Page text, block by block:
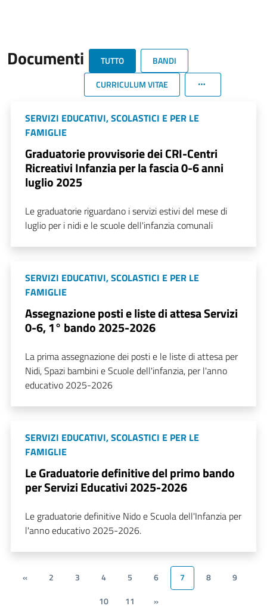
Documenti TUTTO
BANDI
CURRICULUM VITAE
SERVIZI EDUCATIVI, SCOLASTICI E PER LE
FAMIGLIE
Graduatorie provvisorie dei CRI-Centri
Ricreativi Infanzia per la fascia 0-6 anni
luglio 2025
Le graduatorie riguardano i servizi estivi del mese di
luglio per i nidi e le scuole dell'infanzia comunali
SERVIZI EDUCATIVI, SCOLASTICI E PER LE
FAMIGLIE
Assegnazione posti e liste di attesa Servizi
0-6, 1° bando 2025-2026
La prima assegnazione dei posti e le liste di attesa per
Nidi, Spazi bambini e Scuole dell'infanzia, per l'anno
educativo 2025-2026
SERVIZI EDUCATIVI, SCOLASTICI E PER LE
FAMIGLIE
Le Graduatorie definitive del primo bando
per Servizi Educativi 2025-2026
Le graduatorie definitive Nido e Scuola dell'Infanzia per
l'anno educativo 2025-2026.
« 2 3 4 5 6 7 8
9
10
11 »